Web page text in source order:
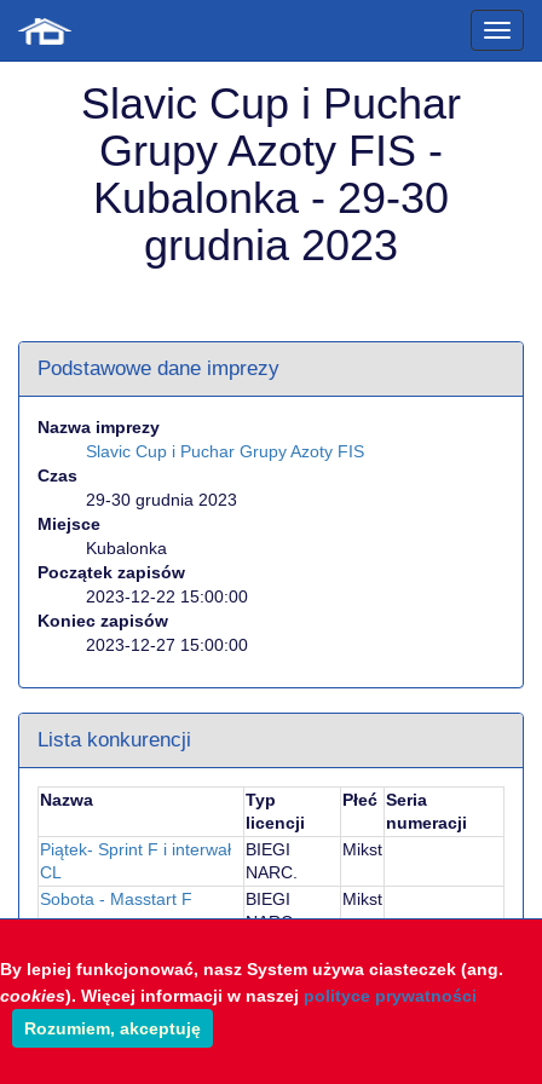
Slavic Cup i Puchar
Grupy Azoty FIS -
Kubalonka - 29-30
grudnia 2023
Podstawowe dane imprezy
Nazwa imprezy
Slavic Cup i Puchar Grupy Azoty FIS
Czas
29-30 grudnia 2023
Miejsce
Kubalonka
Początek zapisów
2023-12-22 15:00:00
Koniec zapisów
2023-12-27 15:00:00
Lista konkurencji
Nazwa
Typ
licencji
Płeć Seria
numeracji
Piątek- Sprint F i interwał
CL
BIEGI
NARC.
Mikst
Sobota - Masstart F
BIEGI
NARC.
Mikst
Krótkie wprowadzenie do systemu sts-live
By lepiej funkcjonować, nasz System używa ciasteczek (ang.
cookies). Więcej informacji w naszej polityce prywatności
Rozumiem, akceptuję